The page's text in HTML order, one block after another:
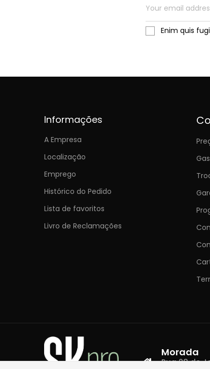
Enim quis
Informações
A Empresa
Localização
Emprego
Histórico do Pedido
Lista de favoritos
Livro de Reclamações
Morada
Rua 28 de